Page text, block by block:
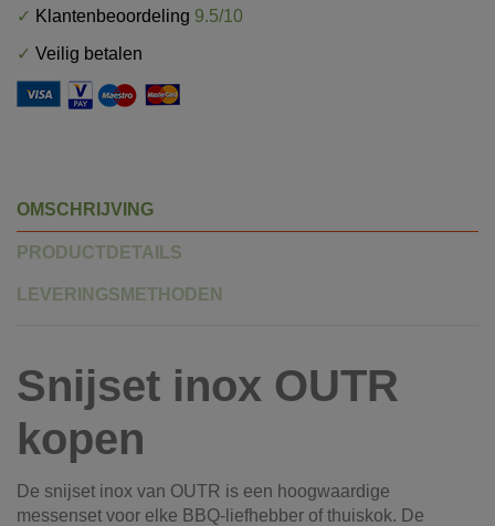
✓ Klantenbeoordeling 9.5/10
✓ Veilig betalen
OMSCHRIJVING
PRODUCTDETAILS
LEVERINGSMETHODEN
Snijset inox OUTR
kopen
De snijset inox van OUTR is een hoogwaardige
messenset voor elke BBQ-liefhebber of thuiskok. De